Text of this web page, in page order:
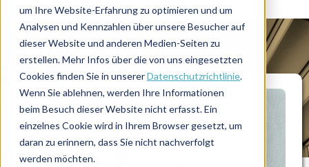
um Ihre Website-Erfahrung zu optimieren und um
Analysen und Kennzahlen über unsere Besucher auf
dieser Website und anderen Medien-Seiten zu
erstellen. Mehr Infos über die von uns eingesetzten
Cookies finden Sie in unsererDatenschutzrichtlinie.
Wenn Sie ablehnen, werden Ihre Informationen
beim Besuch dieser Website nicht erfasst. Ein
einzelnes Cookie wird in Ihrem Browser gesetzt, um
daran zu erinnern, dass Sie nicht nachverfolgt
werden möchten.
MANAGERPROFIL